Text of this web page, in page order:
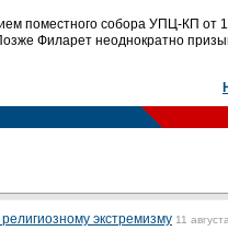
поместного собора УПЦ-КП от
Филарет неоднократно
экстремизму 11